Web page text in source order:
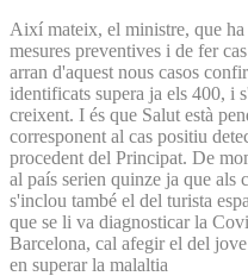
Així mateix, el ministre, que ha
mesures preventives i de fer
arran d'aquest nous casos
identificats supera ja els 400, i
creixent. I és que Salut està
corresponent al cas positiu
procedent del Principat. De
al país serien quinze ja que als
s'inclou també el del turista
que se li va diagnosticar la
Barcelona, cal afegir el del
en superar la malaltia